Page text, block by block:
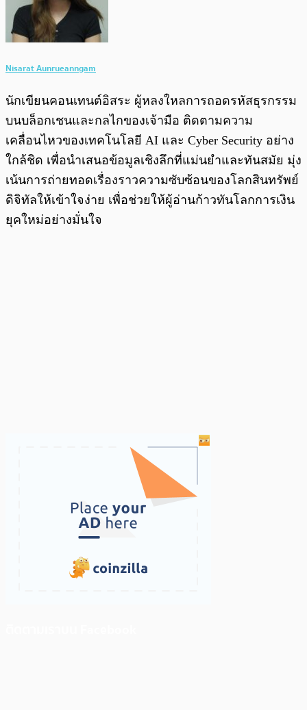
Nisarat Aunrueanngam
นักเขียนคอนเทนต์อิสระ ผู้หลงใหลการถอดรหัสธุรกรรม
บนบล็อกเชนและกลไกของเจ้ามือ ติดตามความ
เคลื่อนไหวของเทคโนโลยี AI และ Cyber Security อย่าง
ใกล้ชิด เพื่อนำเสนอข้อมูลเชิงลึกที่แม่นยำและทันสมัย มุ่ง
เน้นการถ่ายทอดเรื่องราวความซับซ้อนของโลกสินทรัพย์
ดิจิทัลให้เข้าใจง่าย เพื่อช่วยให้ผู้อ่านก้าวทันโลกการเงิน
ยุคใหม่อย่างมั่นใจ